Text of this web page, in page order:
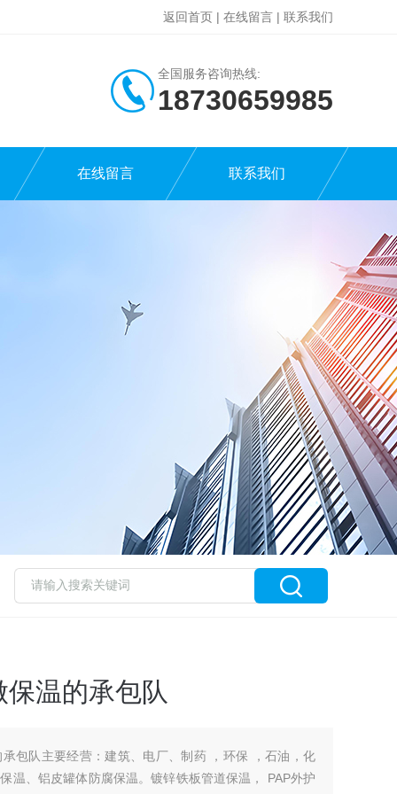
返回首页 | 在线留言 | 联系我们
全国服务咨询热线:
18730659985
在线留言 联系我们
温的承包队
包队主要经营：建筑、电厂、制药 ，环保 ，石油，化
温、铝皮罐体防腐保温。镀锌铁板管道保温， PAP外护